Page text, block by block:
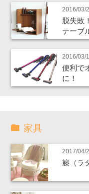
2016/03/
脱失敗
テーブ
2016/03/
便利で
に！
家具
2017/04/
籐（ラ